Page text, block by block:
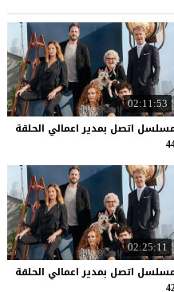
02:11:53
اتصل بمدير اعمالي الحلقة
02:25:11
اتصل بمدير اعمالي الحلقة